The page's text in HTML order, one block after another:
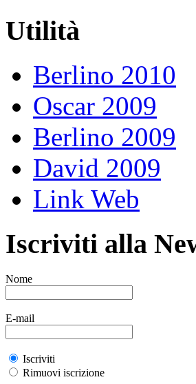
Utilità
Berlino 2010
Oscar 2009
Berlino 2009
David 2009
Link Web
Iscriviti alla
Nome
E-mail
Iscriviti
Rimuovi iscrizione